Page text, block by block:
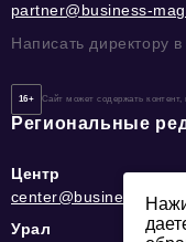
partner@business-
Написать директору
16+ Сайт может содержать
Региональные
Центр
center@business-
Урал